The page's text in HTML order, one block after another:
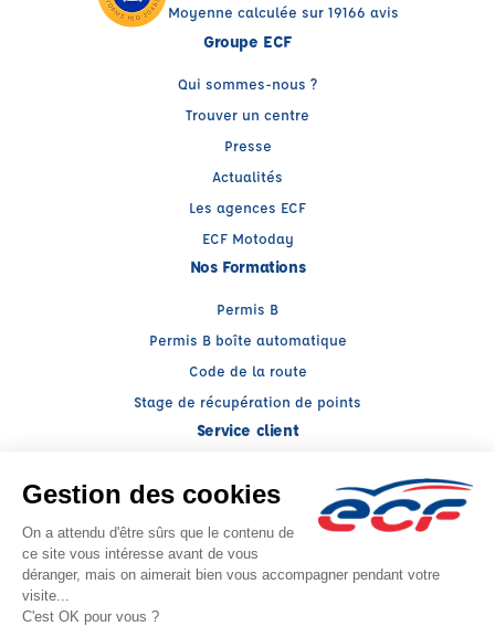
Moyenne calculée sur 19166 avis
Groupe ECF
Qui sommes-nous ?
Trouver un centre
Presse
Actualités
Les agences ECF
ECF Motoday
Nos Formations
Permis B
Permis B boîte automatique
Code de la route
Stage de récupération de points
Service client
My ECF
Conseils